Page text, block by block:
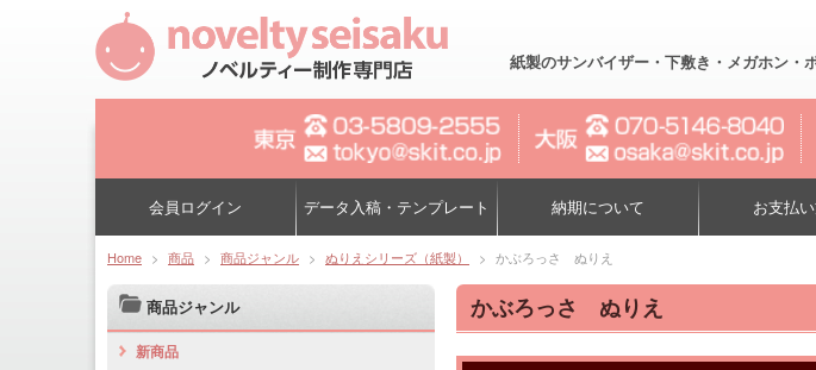
紙製のサンバイザー・下敷き・メガホン
会員ログイン データ入稿・テンプレート 納期について お支払
Home > 商品 > 商品ジャンル > ぬりえシリーズ（紙製） > かぶろっさ ぬりえ
かぶろっさ ぬりえ
商品ジャンル
新商品